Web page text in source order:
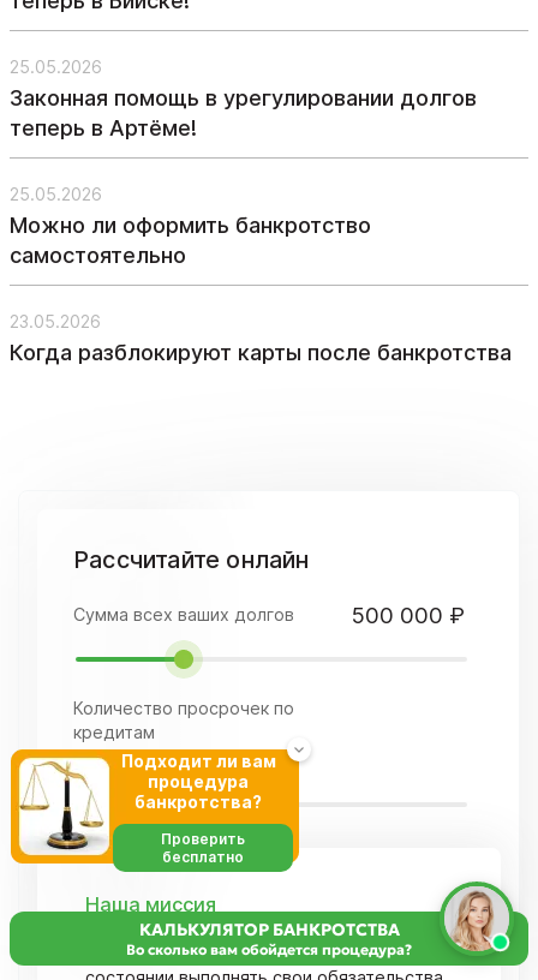
25.05.2026
Законная помощь в урегулировании долгов
теперь в Артёме!
25.05.2026
Можно ли оформить банкротство
самостоятельно
23.05.2026
Когда разблокируют карты после банкротства
Рассчитайте онлайн
Сумма всех ваших долгов 500 000 ₽
Количество просрочек по
кредитам
3 месяца
Наша миссия
Граждане РФ которые столкнулись с
финансовыми проблемами и не в
КАЛЬКУЛЯТОР БАНКРОТСТВА
Во сколько вам обойдется процедура?
Подходит ли вам
процедура
банкротства?
Проверить
бесплатно